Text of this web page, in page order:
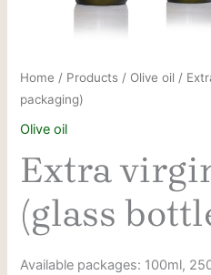
Home / Products / Olive oil /
packaging)
Olive oil
Extra
(glass
Available packages: 100ml,